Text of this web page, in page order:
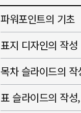
파워포인트의 기초
표지 디자인의 작성
목차 슬라이드의
표 슬라이드의 작